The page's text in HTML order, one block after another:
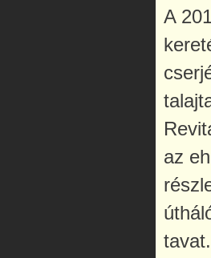
A
az
tavat.